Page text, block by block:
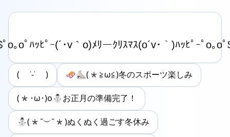
( ˙-˙ ) 🛷⛸️(*≧ω≦)冬のスポーツ楽しみ
(*･ω･)o⛄️お正月の準備完了！
⛄️(*˘︶˘*)ぬくぬく過ごす冬休み